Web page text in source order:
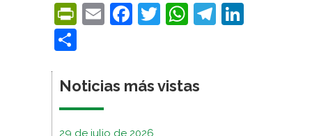
PrintFriendly
EmailFacebook
Twitter
WhatsApp
Noticias más vistas
29 de julio de 2026